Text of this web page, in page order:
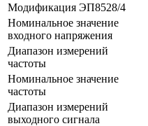
Модификация ЭП8528/4
Номинальное значение
входного напряжения
Диапазон измерений
частоты
Номинальное значение
частоты
Диапазон измерений
выходного сигнала